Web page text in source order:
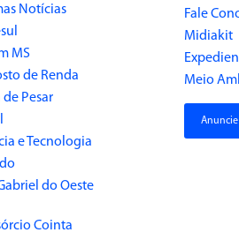
Notícias
MS
de Renda
de Pesar
e Tecnologia
do Oeste
Cointa
Fale
Midiakit
Meio